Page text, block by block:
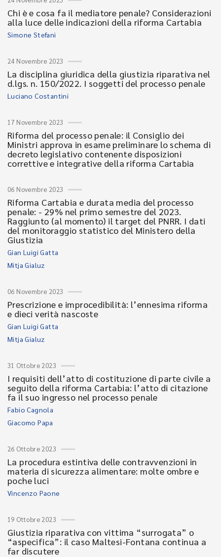
Chi è e cosa fa il mediatore penale? Considerazioni
alla luce delle indicazioni della riforma Cartabia
Simone Stefani
24 Novembre 2023
La disciplina giuridica della giustizia riparativa nel
d.lgs. n. 150/2022. I soggetti del processo penale
Luciano Costantini
17 Novembre 2023
Riforma del processo penale: il Consiglio dei
Ministri approva in esame preliminare lo schema di
decreto legislativo contenente disposizioni
correttive e integrative della riforma Cartabia
06 Novembre 2023
Riforma Cartabia e durata media del processo
penale: - 29% nel primo semestre del 2023.
Raggiunto (al momento) il target del PNRR. I dati
del monitoraggio statistico del Ministero della
Giustizia
Gian Luigi Gatta
Mitja Gialuz
06 Novembre 2023
Prescrizione e improcedibilità: l’ennesima riforma
e dieci verità nascoste
Gian Luigi Gatta
Mitja Gialuz
31 Ottobre 2023
I requisiti dell’atto di costituzione di parte civile a
seguito della riforma Cartabia: l’atto di citazione
fa il suo ingresso nel processo penale
Fabio Cagnola
Giacomo Papa
26 Ottobre 2023
La procedura estintiva delle contravvenzioni in
materia di sicurezza alimentare: molte ombre e
poche luci
Vincenzo Paone
19 Ottobre 2023
Giustizia riparativa con vittima “surrogata” o
“aspecifica”: il caso Maltesi-Fontana continua a
far discutere